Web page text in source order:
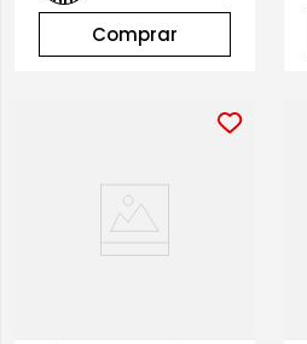
Comprar